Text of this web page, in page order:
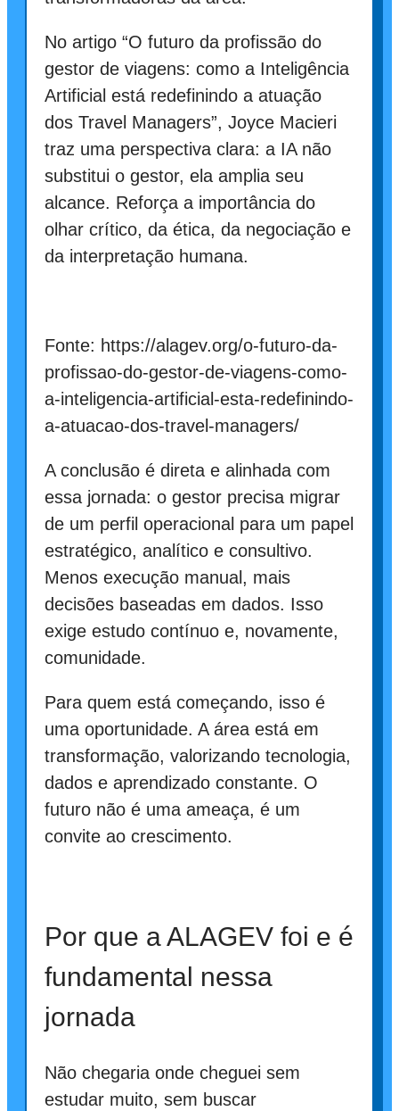
No artigo “O futuro da profissão do
gestor de viagens: como a Inteligência
Artificial está redefinindo a atuação
dos Travel Managers”, Joyce Macieri
traz uma perspectiva clara: a IA não
substitui o gestor, ela amplia seu
alcance. Reforça a importância do
olhar crítico, da ética, da negociação e
da interpretação humana.
Fonte: https://alagev.org/o-futuro-da-
profissao-do-gestor-de-viagens-como-
a-inteligencia-artificial-esta-redefinindo-
a-atuacao-dos-travel-managers/
A conclusão é direta e alinhada com
essa jornada: o gestor precisa migrar
de um perfil operacional para um papel
estratégico, analítico e consultivo.
Menos execução manual, mais
decisões baseadas em dados. Isso
exige estudo contínuo e, novamente,
comunidade.
Para quem está começando, isso é
uma oportunidade. A área está em
transformação, valorizando tecnologia,
dados e aprendizado constante. O
futuro não é uma ameaça, é um
convite ao crescimento.
Por que a ALAGEV foi e é
fundamental nessa
jornada
Não chegaria onde cheguei sem
estudar muito, sem buscar